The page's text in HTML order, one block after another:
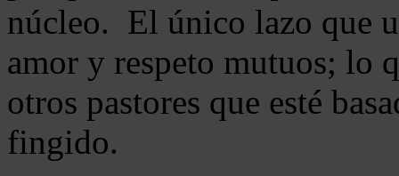
núcleo. El único lazo que
amor y respeto mutuos; lo
otros pastores que esté
fingido.